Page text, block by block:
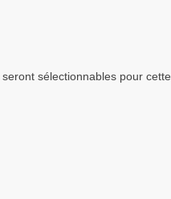
sélectionnables pour cette